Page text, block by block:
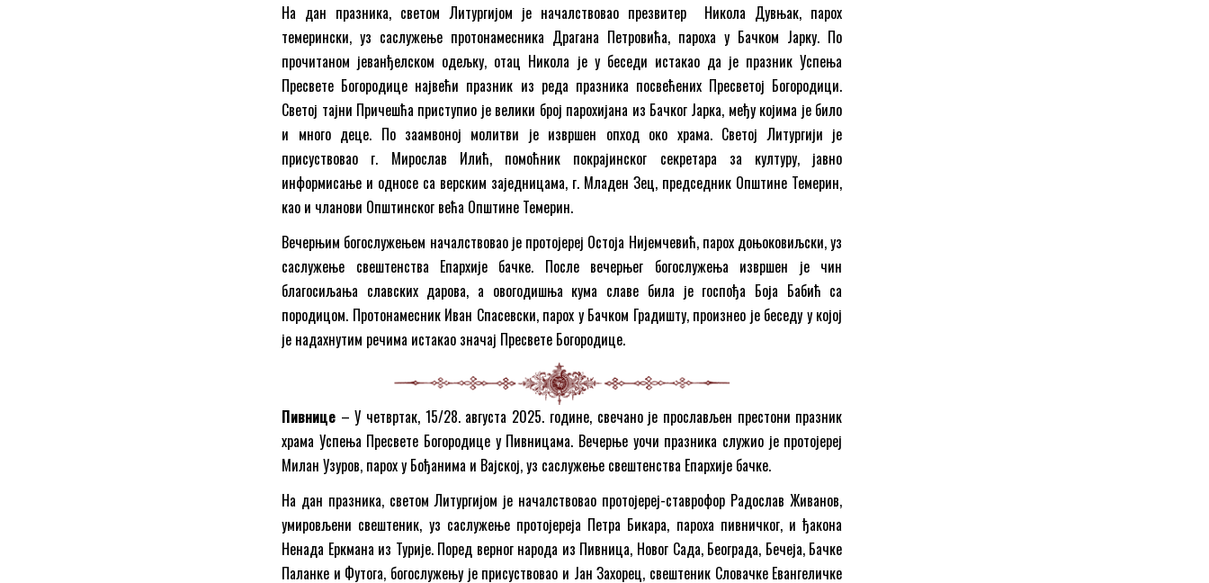
На дан празника, светом Литургијом је началствовао презвитер Никола Дувњак, парох
темерински, уз саслужење протонамесника Драгана Петровића, пароха у Бачком Јарку. По
прочитаном јеванђелском одељку, отац Никола је у беседи истакао да је празник Успења
Пресвете Богородице највећи празник из реда празника посвећених Пресветој Богородици.
Светој тајни Причешћа приступио је велики број парохијана из Бачког Јарка, међу којима је било
и много деце. По заамвоној молитви је извршен опход око храма. Светој Литургији је
присуствовао г. Мирослав Илић, помоћник покрајинског секретара за културу, јавно
информисање и односе са верским заједницама, г. Младен Зец, председник Општине Темерин,
као и чланови Општинског већа Општине Темерин.
Вечерњим богослужењем началствовао је протојереј Остоја Нијемчевић, парох доњоковиљски, уз
саслужење свештенства Епархије бачке. После вечерњег богослужења извршен је чин
благосиљања славских дарова, а oвогодишња кума славе била је госпођа Боја Бабић са
породицом. Протонамесник Иван Спасевски, парох у Бачком Градишту, произнео је беседу у којој
је надахнутим речима истакао значај Пресвете Богородице.
Пивнице – У четвртак, 15/28. августа 2025. године, свечано је прослављен престони празник
храма Успења Пресвете Богородице у Пивницама. Вечерње уочи празника служио је протојереј
Милан Узуров, парох у Бођанима и Вајској, уз саслужење свештенства Епархије бачке.
На дан празника, светом Литургијом је началствовао протојереј-ставрофор Радослав Живанов,
умировљени свештеник, уз саслужење протојереја Петра Бикара, пароха пивничког, и ђакона
Ненада Еркмана из Турије. Поред верног народа из Пивница, Новог Сада, Београда, Бечеја, Бачке
Паланке и Футога, богослужењу је присуствовао и Јан Захорец, свештеник Словачке Евангеличке